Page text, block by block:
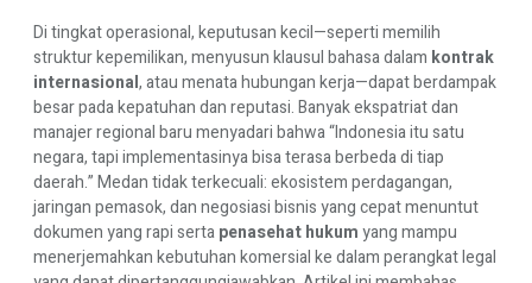
Di tingkat operasional, keputusan kecil—seperti memilih
struktur kepemilikan, menyusun klausul bahasa dalam kontrak
internasional, atau menata hubungan kerja—dapat berdampak
besar pada kepatuhan dan reputasi. Banyak ekspatriat dan
manajer regional baru menyadari bahwa “Indonesia itu satu
negara, tapi implementasinya bisa terasa berbeda di tiap
daerah.” Medan tidak terkecuali: ekosistem perdagangan,
jaringan pemasok, dan negosiasi bisnis yang cepat menuntut
dokumen yang rapi sertapenasehat hukumyang mampu
menerjemahkan kebutuhan komersial ke dalam perangkat legal